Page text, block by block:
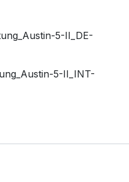
5-II_DE-
5-II_INT-